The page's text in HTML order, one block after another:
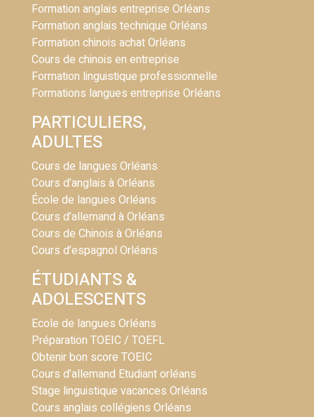
Formation anglais entreprise Orléans
Formation anglais technique Orléans
Formation chinois achat Orléans
Cours de chinois en entreprise
Formation linguistique professionnelle
Formations langues entreprise Orléans
PARTICULIERS,
ADULTES
Cours de langues Orléans
Cours d’anglais à Orléans
École de langues Orléans
Cours d’allemand à Orléans
Cours de Chinois à Orléans
Cours d’espagnol Orléans
ÉTUDIANTS &
ADOLESCENTS
Ecole de langues Orléans
Préparation TOEIC / TOEFL
Obtenir bon score TOEIC
Cours d’allemand Etudiant orléans
Stage linguistique vacances Orléans
Cours anglais collégiens Orléans